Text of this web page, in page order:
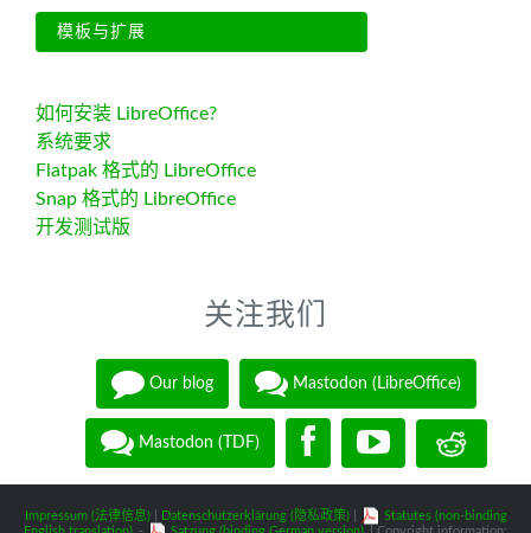
模板与扩展
如何安装 LibreOffice?
系统要求
Flatpak 格式的 LibreOffice
Snap 格式的 LibreOffice
开发测试版
关注我们
Our blog Mastodon (LibreOffice)
Mastodon (TDF)
Impressum (法律信息)| Datenschutzerklärung (隐私政策)|
Statutes (non-binding